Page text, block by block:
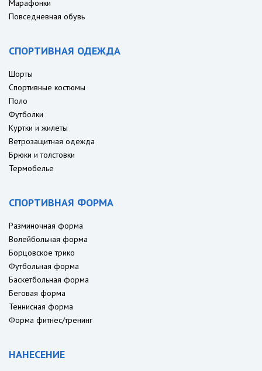
Марафонки
Повседневная обувь
СПОРТИВНАЯ ОДЕЖДА
Шорты
Спортивные костюмы
Поло
Футболки
Куртки и жилеты
Ветрозащитная одежда
Брюки и толстовки
Термобелье
СПОРТИВНАЯ ФОРМА
Разминочная форма
Волейбольная форма
Борцовское трико
Футбольная форма
Баскетбольная форма
Беговая форма
Теннисная форма
Форма фитнес/тренинг
НАНЕСЕНИЕ